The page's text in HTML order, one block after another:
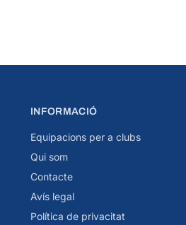
INFORMACIÓ
Equipacions per a clubs
Qui som
Contacte
Avís legal
Política de privacitat